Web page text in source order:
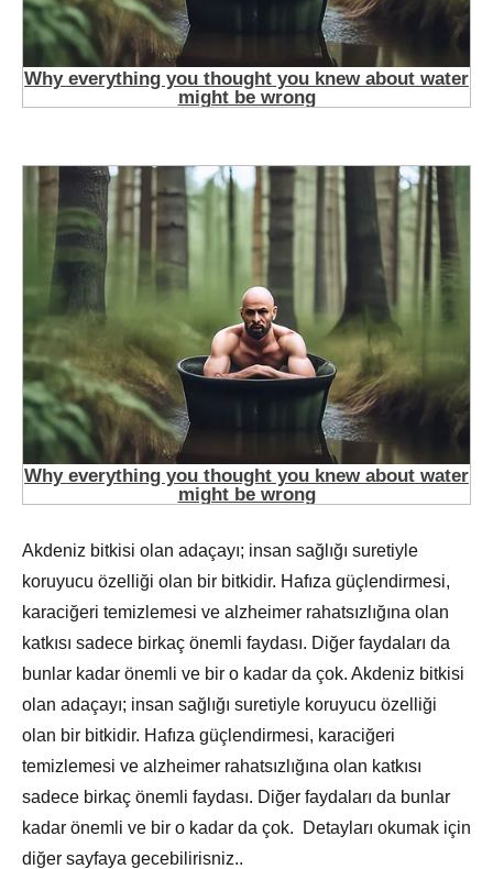
Akdeniz bitkisi olan adaçayı; insan sağlığı suretiyle
koruyucu özelliği olan bir bitkidir. Hafıza güçlendirmesi,
karaciğeri temizlemesi ve alzheimer rahatsızlığına olan
katkısı sadece birkaç önemli faydası. Diğer faydaları da
bunlar kadar önemli ve bir o kadar da çok. Akdeniz bitkisi
olan adaçayı; insan sağlığı suretiyle koruyucu özelliği
olan bir bitkidir. Hafıza güçlendirmesi, karaciğeri
temizlemesi ve alzheimer rahatsızlığına olan katkısı
sadece birkaç önemli faydası. Diğer faydaları da bunlar
kadar önemli ve bir o kadar da çok. Detayları okumak için
diğer sayfaya gecebilirisniz..